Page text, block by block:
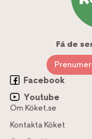
Få de
Facebook
Youtube
Om Köket.se
Kontakta Köket